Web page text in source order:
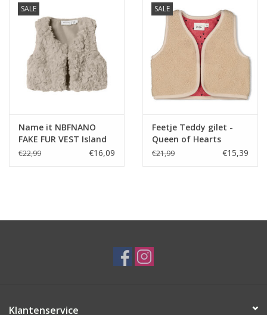
SALE
Name it NBFNANO
FAKE FUR VEST Island
Fossil
€22,99 €16,09
SALE
Feetje Teddy gilet -
Queen of Hearts
Offwhite
€21,99 €15,39
Klantenservice